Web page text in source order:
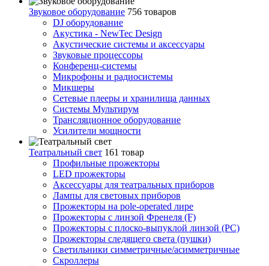
Звуковое оборудование 756 товаров
DJ оборудование
Акустика - NewTec Design
Акустические системы и аксессуары
Звуковые процессоры
Конференц-системы
Микрофоны и радиосистемы
Микшеры
Сетевые плееры и хранилища данных
Системы Мультирум
Трансляционное оборудование
Усилители мощности
Театральный свет 161 товар
Профильные прожекторы
LED прожекторы
Аксессуары для театральных приборов
Лампы для световых приборов
Прожекторы на pole-operated лире
Прожекторы с линзой Френеля (F)
Прожекторы с плоско-выпуклой линзой (PC)
Прожекторы следящего света (пушки)
Светильники симметричные/асимметричные
Скроллеры